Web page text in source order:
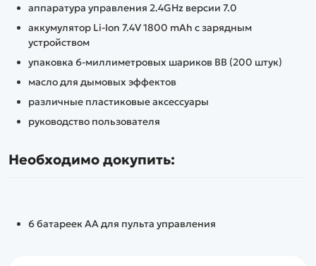
аппаратура управления 2.4GHz версии 7.0
аккумулятор Li-Ion 7.4V 1800 mAh с зарядным
устройством
упаковка 6-миллиметровых шариков ВВ (200 штук)
масло для дымовых эффектов
различные пластиковые аксессуары
руководство пользователя
Необходимо докупить:
6 батареек АА для пульта управления